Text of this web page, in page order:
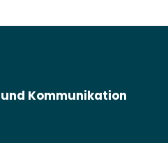
Kommunikation